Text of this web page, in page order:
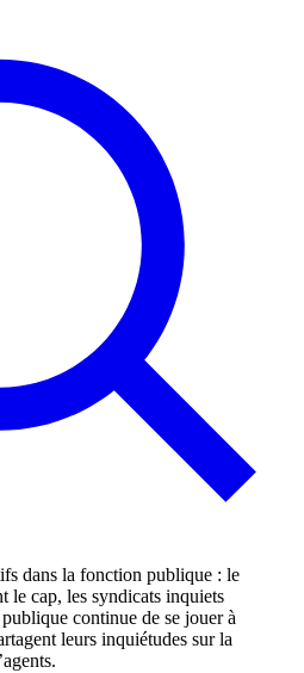
continue de se jouer à
leurs inquiétudes sur la